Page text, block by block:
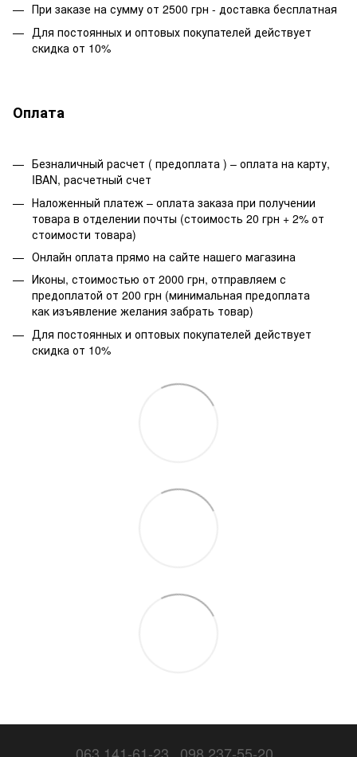
При заказе на сумму от 2500 грн - доставка бесплатная
Для постоянных и оптовых покупателей действует
скидка от 10%
Оплата
Безналичный расчет ( предоплата ) – оплата на карту,
IBAN, расчетный счет
Наложенный платеж – оплата заказа при получении
товара в отделении почты (стоимость 20 грн + 2% от
стоимости товара)
Онлайн оплата прямо на сайте нашего магазина
Иконы, стоимостью от 2000 грн, отправляем с
предоплатой от 200 грн (минимальная предоплата
как изъявление желания забрать товар)
Для постоянных и оптовых покупателей действует
скидка от 10%
063 141-61-23 098 237-55-20